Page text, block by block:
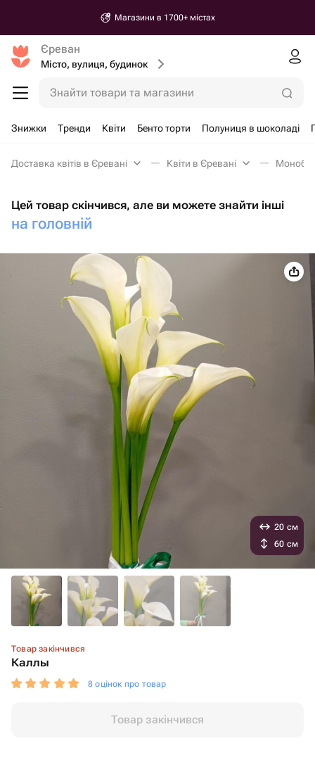
Магазини в 1700+ містах
Єреван
Місто, вулиця, будинок
Знайти товари та магазини
Знижки Тренди Квіти Бенто торти Полуниця в шоколаді
Доставка квітів в Єревані Квіти в Єревані
Цей товар скінчився, але ви можете знайти інші
на головній
Товар закінчився
Каллы
8 оцінок про товар
Товар закінчився
20 см
60 см